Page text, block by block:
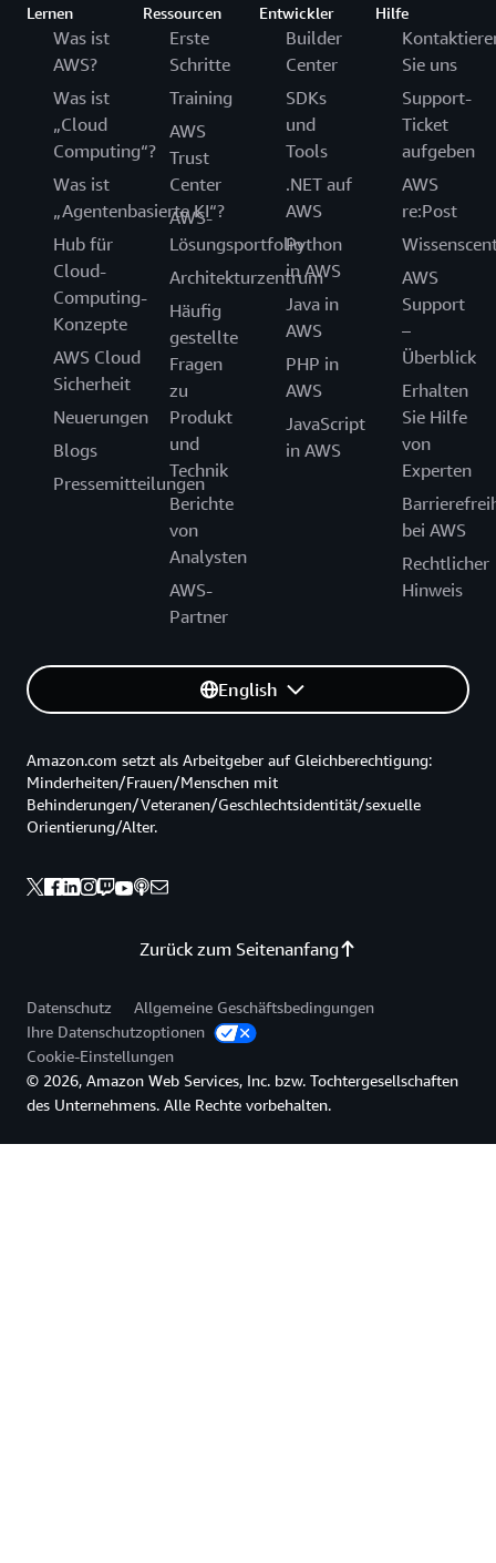
Lernen
Was ist
AWS?
Was ist
„Cloud
Computing“?
Was ist
„Agentenbasierte KI“?
Hub für
Cloud-
Computing-
Konzepte
AWS Cloud
Sicherheit
Neuerungen
Blogs
Pressemitteilungen
Ressourcen
Erste
Schritte
Training
AWS
Trust
Center
AWS-
Lösungsportfolio
Architekturzentrum
Häufig
gestellte
Fragen
zu
Produkt
und
Technik
Berichte
von
Analysten
AWS-
Partner
Entwickler
Builder
Center
SDKs
und
Tools
.NET auf
AWS
Python
in AWS
Java in
AWS
PHP in
AWS
JavaScript
in AWS
Hilfe
Sie uns
Support-
Ticket
aufgeben
AWS
re:Post
AWS
Support
–
Überblick
Erhalten
Sie Hilfe
von
Experten
bei AWS
Rechtlicher
Hinweis
English
Zurück zum Seitenanfang
Amazon.com setzt als Arbeitgeber auf Gleichberechtigung:
Minderheiten/Frauen/Menschen mit
Behinderungen/Veteranen/Geschlechtsidentität/sexuelle
Orientierung/Alter.
Datenschutz
Allgemeine Geschäftsbedingungen
Ihre Datenschutzoptionen
Cookie-Einstellungen
© 2026, Amazon Web Services, Inc. bzw. Tochtergesellschaften
des Unternehmens. Alle Rechte vorbehalten.